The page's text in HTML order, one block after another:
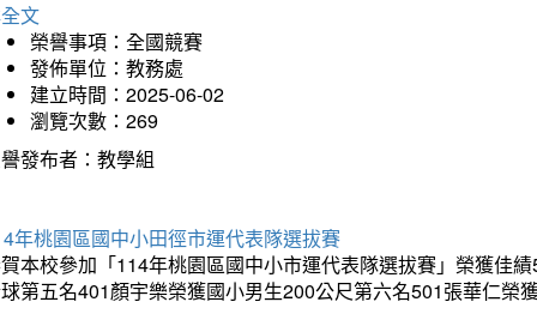
文
榮譽事項：全國競賽
發佈單位：教務處
建立時間：2025-06-02
瀏覽次數：269
發布者：教學組
年桃園區國中小田徑市運代表隊選拔賽
本校參加「114年桃園區國中小市運代表隊選拔賽」榮獲佳
第五名401顏宇樂榮獲國小男生200公尺第六名501張華仁